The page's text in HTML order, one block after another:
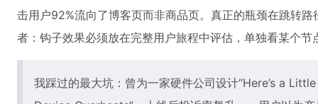
击用户92%流向了博客页而非商品页。真正的瓶颈在跳转
者：钩子效果必须放在完整用户旅程中评估，单独看某个节
我踩过的最大坑：曾为一家硬件公司设计“Here’s a